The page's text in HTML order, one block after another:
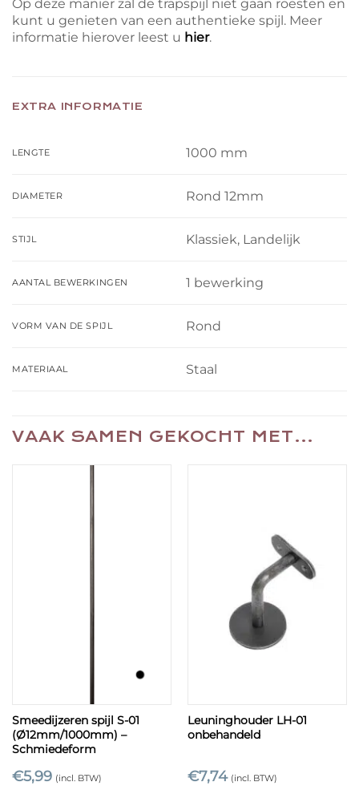
Op deze manier zal de trapspijl niet gaan roesten en
kunt u genieten van een authentieke spijl. Meer
informatie hierover leest u hier.
EXTRA INFORMATIE
LENGTE 1000 mm
DIAMETER Rond 12mm
STIJL Klassiek, Landelijk
AANTAL BEWERKINGEN 1 bewerking
VORM VAN DE SPIJL Rond
MATERIAAL Staal
VAAK SAMEN GEKOCHT MET…
Smeedijzeren spijl S-01
(Ø12mm/1000mm) –
Schmiedeform
€5,99 (incl. BTW)
Leuninghouder LH-01
onbehandeld
€7,74 (incl. BTW)